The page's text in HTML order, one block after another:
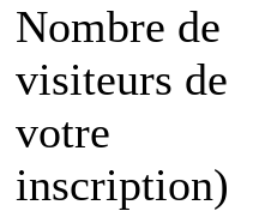
Nombre de
visiteurs de
votre
inscription)